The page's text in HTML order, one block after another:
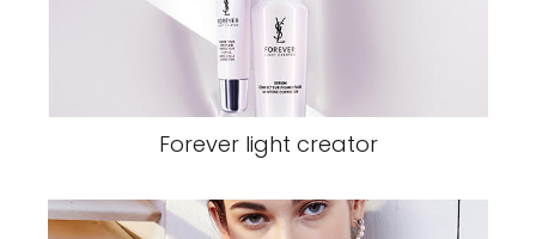
Forever light creator